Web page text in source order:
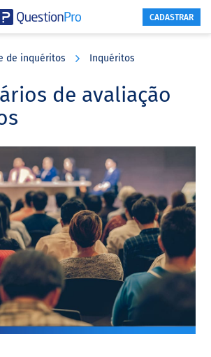
CADASTRAR
de inquéritos Inquéritos
de avaliação